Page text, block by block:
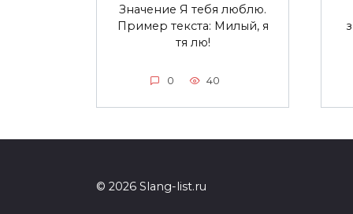
Значение Я тебя люблю.
Пример текста: Милый, я
тя лю!
0 40
© 2026 Slang-list.ru